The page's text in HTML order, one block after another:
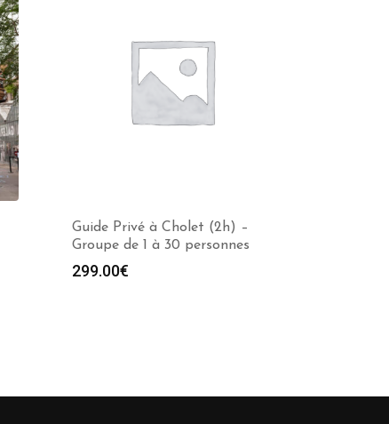
Guide Privé à Cholet (2h) –
Groupe de 1 à 30 personnes
299.00€